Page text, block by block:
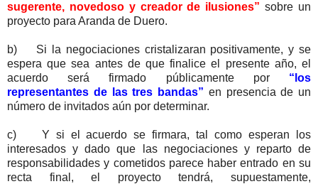
sugerente, novedoso y creador de ilusiones” sobre un
proyecto para Aranda de Duero.
b) Si la negociaciones cristalizaran positivamente, y se
espera que sea antes de que finalice el presente año, el
acuerdo será firmado públicamente por “los
representantes de las tres bandas” en presencia de un
número de invitados aún por determinar.
c) Y si el acuerdo se firmara, tal como esperan los
interesados y dado que las negociaciones y reparto de
responsabilidades y cometidos parece haber entrado en su
recta final, el proyecto tendrá, supuestamente,